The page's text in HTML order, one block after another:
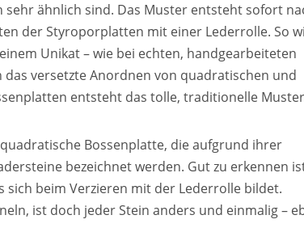
sehr ähnlich sind. Das Muster entsteht sofort
der Styroporplatten mit einer Lederrolle. So
Unikat – wie bei echten, handgearbeiteten
das versetzte Anordnen von quadratischen und
entsteht das tolle, traditionelle
Bossenplatte, die aufgrund ihrer
bezeichnet werden. Gut zu erkennen
beim Verzieren mit der Lederrolle bildet.
ist doch jeder Stein anders und einmalig –